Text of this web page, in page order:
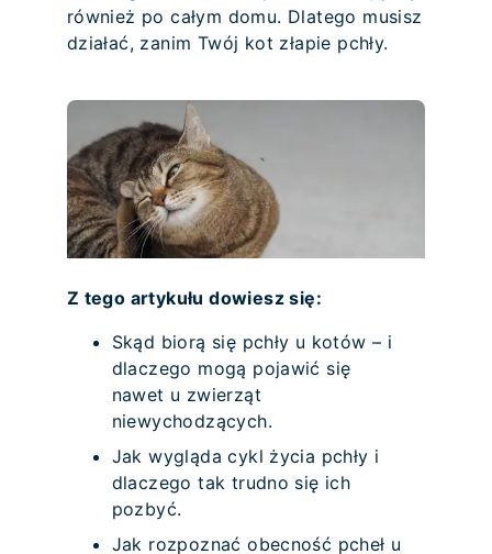
również po całym domu. Dlatego musisz
działać, zanim Twój kot złapie pchły.
Z tego artykułu dowiesz się:
Skąd biorą się pchły u kotów – i
dlaczego mogą pojawić się
nawet u zwierząt
niewychodzących.
Jak wygląda cykl życia pchły i
dlaczego tak trudno się ich
pozbyć.
Jak rozpoznać obecność pcheł u